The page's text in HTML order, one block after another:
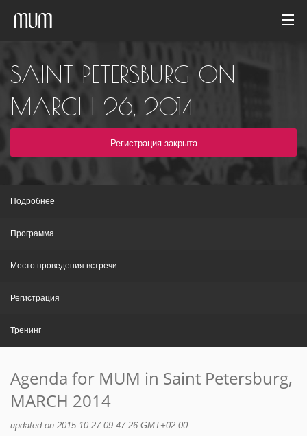
Фотогалерея
Архив событий
SAINT PETERSBURG ON
MARCH 26, 2014
Регистрация закрыта
Подробнее
Программа
Место проведения встречи
Регистрация
Тренинг
Agenda for MUM in Saint Petersburg,
MARCH 2014
updated on 2015-10-27 09:47:26 GMT+02:00